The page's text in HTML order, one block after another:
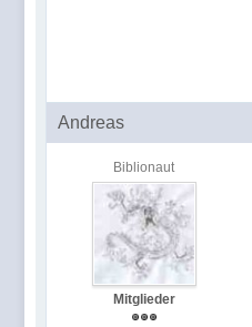
Andreas
Biblionaut
Mitglieder